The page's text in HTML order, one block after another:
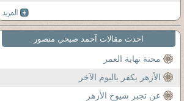
احدث مقالات آحمد صبحي منصور
محنة نهاية العمر
الأزهر يكفر باليوم الآخر
عن تجبر شيوخ الأزهر